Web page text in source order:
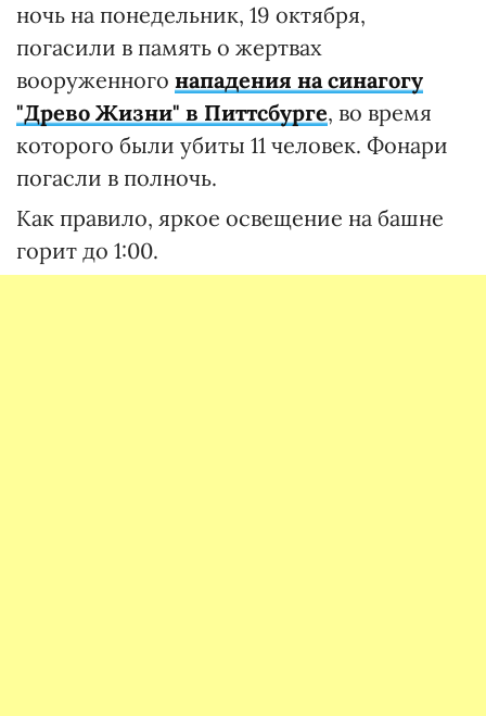
ночь на понедельник, 19 октября,
погасили в память о жертвах
вооруженного нападения на синагогу
"Древо Жизни" в Питтсбурге, во время
которого были убиты 11 человек. Фонари
погасли в полночь.
Как правило, яркое освещение на башне
горит до 1:00.